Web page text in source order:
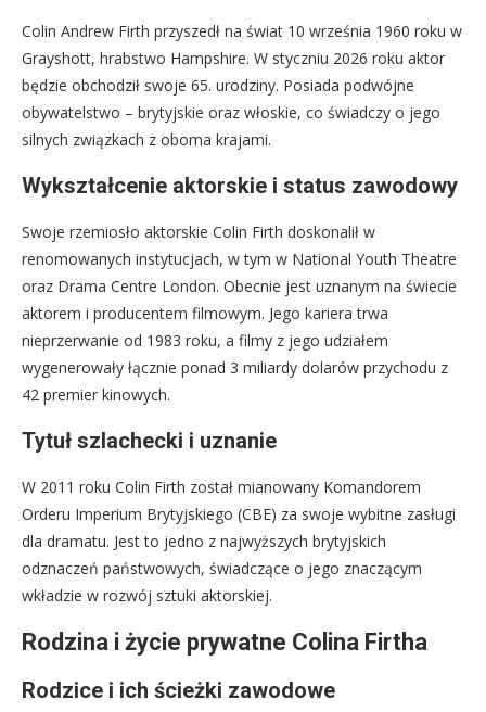
Colin Andrew Firth przyszedł na świat 10 września 1960 roku w
Grayshott, hrabstwo Hampshire. W styczniu 2026 roku aktor
będzie obchodził swoje 65. urodziny. Posiada podwójne
obywatelstwo – brytyjskie oraz włoskie, co świadczy o jego
silnych związkach z oboma krajami.
Wykształcenie aktorskie i status zawodowy
Swoje rzemiosło aktorskie Colin Firth doskonalił w
renomowanych instytucjach, w tym w National Youth Theatre
oraz Drama Centre London. Obecnie jest uznanym na świecie
aktorem i producentem filmowym. Jego kariera trwa
nieprzerwanie od 1983 roku, a filmy z jego udziałem
wygenerowały łącznie ponad 3 miliardy dolarów przychodu z
42 premier kinowych.
Tytuł szlachecki i uznanie
W 2011 roku Colin Firth został mianowany Komandorem
Orderu Imperium Brytyjskiego (CBE) za swoje wybitne zasługi
dla dramatu. Jest to jedno z najwyższych brytyjskich
odznaczeń państwowych, świadczące o jego znaczącym
wkładzie w rozwój sztuki aktorskiej.
Rodzina i życie prywatne Colina Firtha
Rodzice i ich ścieżki zawodowe